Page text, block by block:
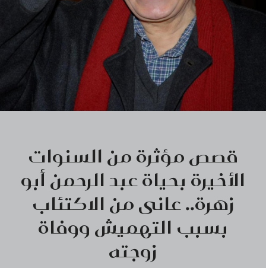
قصص مؤثرة من السنوات
الأخيرة بحياة عبد الرحمن أبو
زهرة.. عانى من الاكتئاب
بسبب التهميش ووفاة
زوجته